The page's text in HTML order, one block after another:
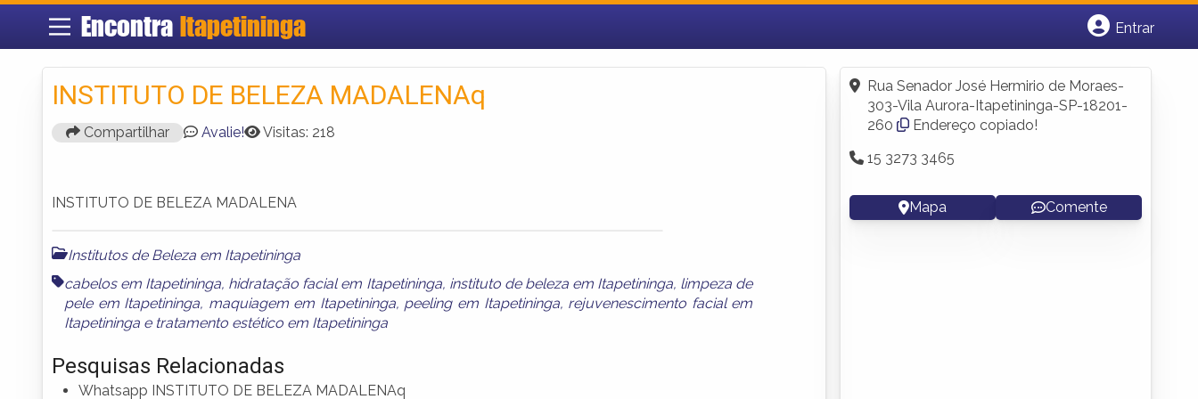
Encontra Itapetininga
Entrar
Fazer login
Criar conta
INSTITUTO DE BELEZA MADALENAq
Compartilhar Avalie! Visitas: 218
INSTITUTO DE BELEZA MADALENA
Institutos de Beleza em Itapetininga
cabelos em Itapetininga, hidratação facial em Itapetininga, instituto de beleza em Itapetininga, limpeza de
pele em Itapetininga, maquiagem em Itapetininga, peeling em Itapetininga, rejuvenescimento facial em
Itapetininga e tratamento estético em Itapetininga
Pesquisas Relacionadas
Whatsapp INSTITUTO DE BELEZA MADALENAq
Rua Senador José Hermirio de Moraes-
303-Vila Aurora-Itapetininga-SP-18201-
260
Endereço copiado!
15 3273 3465
Mapa Comente